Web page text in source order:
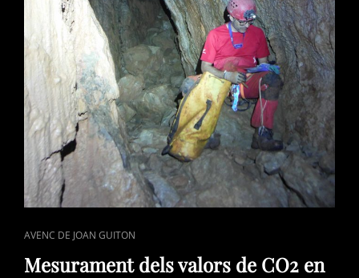
CAT
LINKS
AVENC DE JOAN GUITON
Mesurament dels valors de CO2 en